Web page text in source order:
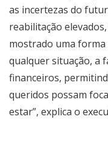
as incertezas do
reabilitação
mostrado uma forma
qualquer situação, a
financeiros,
queridos possam
estar”, explica o